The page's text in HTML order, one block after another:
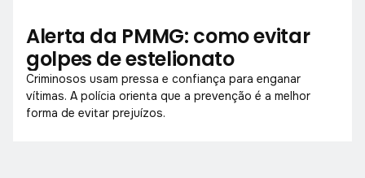
Alerta da PMMG: como evitar
golpes de estelionato
Criminosos usam pressa e confiança para enganar
vítimas. A polícia orienta que a prevenção é a melhor
forma de evitar prejuízos.